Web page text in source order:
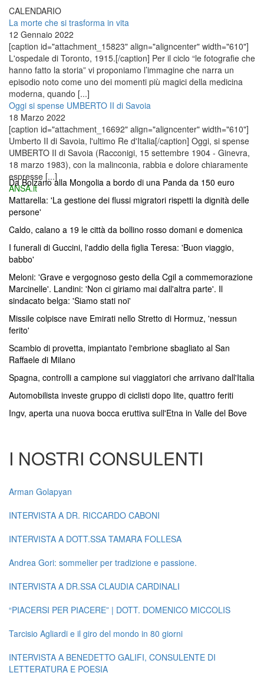
CALENDARIO
La morte che si trasforma in vita
12 Gennaio 2022
[caption id="attachment_15823" align="aligncenter" width="610"]
L'ospedale di Toronto, 1915.[/caption] Per il ciclo “le fotografie che
hanno fatto la storia” vi proponiamo l’immagine che narra un
episodio noto come uno dei momenti più magici della medicina
moderna, quando [...]
Oggi si spense UMBERTO II di Savoia
18 Marzo 2022
[caption id="attachment_16692" align="aligncenter" width="610"]
Umberto II di Savoia, l'ultimo Re d'Italia[/caption] Oggi, si spense
UMBERTO II di Savoia (Racconigi, 15 settembre 1904 - Ginevra,
18 marzo 1983), con la malinconia, rabbia e dolore chiaramente
espresse [...]
ANSA.it
Da Bolzano alla Mongolia a bordo di una Panda da 150 euro
Mattarella: 'La gestione dei flussi migratori rispetti la dignità delle
persone'
Caldo, calano a 19 le città da bollino rosso domani e domenica
I funerali di Guccini, l'addio della figlia Teresa: 'Buon viaggio,
babbo'
Meloni: 'Grave e vergognoso gesto della Cgil a commemorazione
Marcinelle'. Landini: 'Non ci giriamo mai dall'altra parte'. Il
sindacato belga: 'Siamo stati noi'
Missile colpisce nave Emirati nello Stretto di Hormuz, 'nessun
ferito'
Scambio di provetta, impiantato l'embrione sbagliato al San
Raffaele di Milano
Spagna, controlli a campione sui viaggiatori che arrivano dall'Italia
Automobilista investe gruppo di ciclisti dopo lite, quattro feriti
Ingv, aperta una nuova bocca eruttiva sull'Etna in Valle del Bove
I NOSTRI CONSULENTI
Arman Golapyan
INTERVISTA A DR. RICCARDO CABONI
INTERVISTA A DOTT.SSA TAMARA FOLLESA
Andrea Gori: sommelier per tradizione e passione.
INTERVISTA A DR.SSA CLAUDIA CARDINALI
“PIACERSI PER PIACERE” | DOTT. DOMENICO MICCOLIS
Tarcisio Agliardi e il giro del mondo in 80 giorni
INTERVISTA A BENEDETTO GALIFI, CONSULENTE DI
LETTERATURA E POESIA